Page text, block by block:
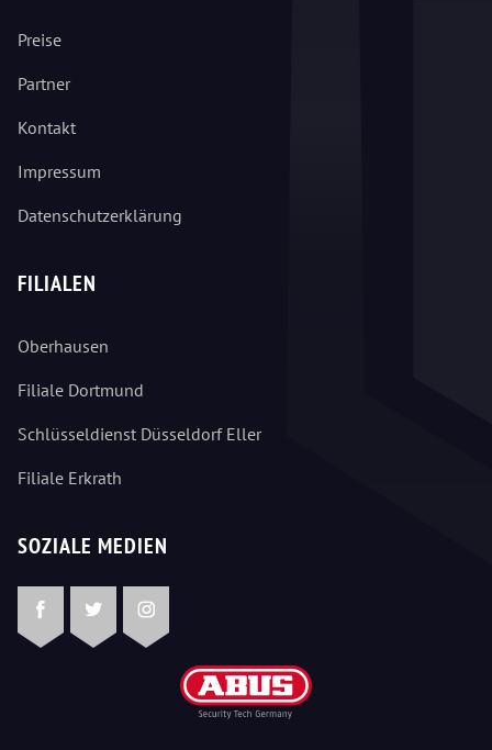
Preise
Partner
Kontakt
Impressum
Datenschutzerklärung
FILIALEN
Oberhausen
Filiale Dortmund
Schlüsseldienst Düsseldorf Eller
Filiale Erkrath
SOZIALE MEDIEN
FacebookTwitterInstagram